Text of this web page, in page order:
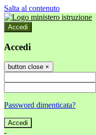
Salta al contenuto
Accedi
Accedi
button close ×
Password dimenticata?
-